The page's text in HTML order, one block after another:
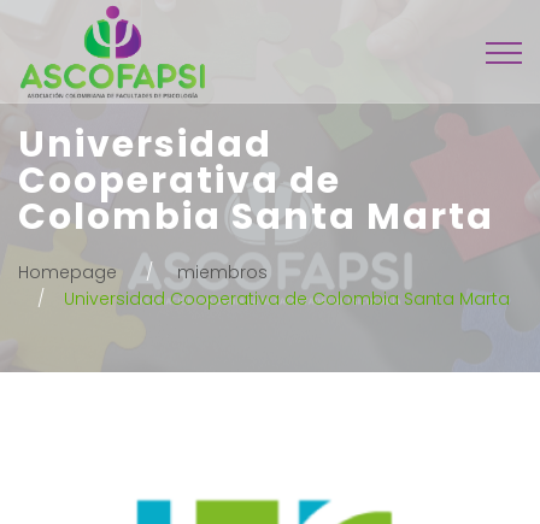
Universidad
Cooperativa de
Colombia Santa Marta
Homepage
miembros
Universidad Cooperativa de Colombia Santa Marta